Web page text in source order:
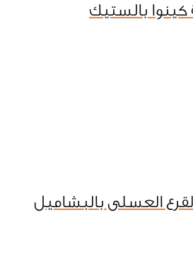
بالستيك
العسلى بالبشاميل